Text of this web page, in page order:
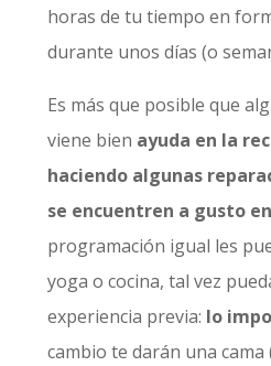
horas de tu tiempo en
durante unos días (o
Es más que posible que
viene bien ayuda en la
haciendo algunas
se encuentren a gusto
programación igual les
yoga o cocina, tal vez
experiencia previa: lo
cambio te darán una